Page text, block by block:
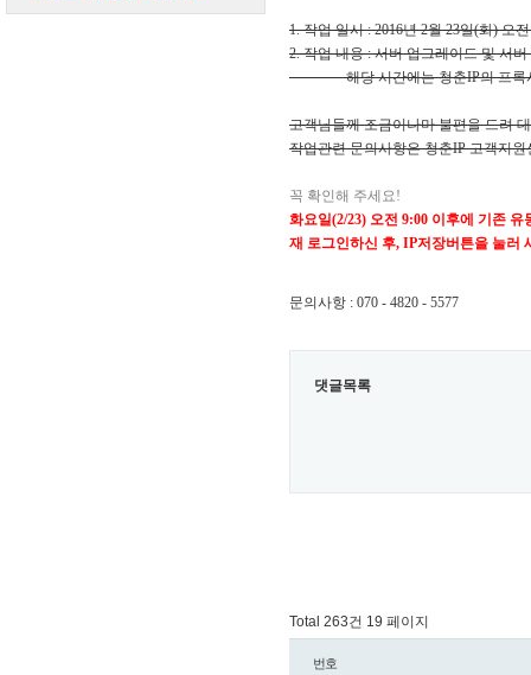
1. 작업 일시 : 2016년 2월 23일(화) 오
2. 작업 내용 : 서버 업그레이드 및 서
해당 시간에는 청춘IP의 프록시(
고객님들께 조금이나마 불편을 드려
작업관련 문의사항은 청춘IP 고객지
꼭 확인해 주세요!
화요일(2/23) 오전 9:00 이후에 기존 유
재 로그인하신 후, ​IP저장버튼을 눌러
문의사항 : 070 - 4820 - 5577
댓글목록
Total 263건 19 페이지
번호